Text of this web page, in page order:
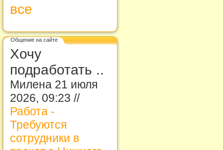
все
Общение на сайте
Хочу
подработать ..
Милена 21 июля
2026, 09:23 //
Работа -
Требуются
сотрудники в